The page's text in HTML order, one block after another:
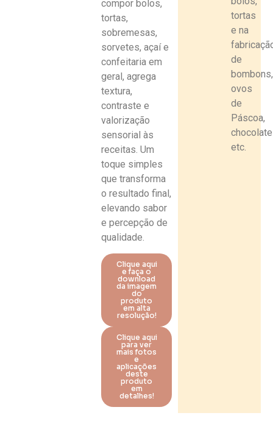
compor bolos,
tortas,
sobremesas,
sorvetes, açaí e
confeitaria em
geral, agrega
textura,
contraste e
valorização
sensorial às
receitas. Um
toque simples
que transforma
o resultado final,
elevando sabor
e percepção de
qualidade.
Clique aqui
e faça o
download
da imagem
do
produto
em alta
resolução!
Clique aqui
para ver
mais fotos
e
aplicações
deste
produto
em
detalhes!
tortas
e na
de
bombons,
ovos
de
Páscoa,
etc.